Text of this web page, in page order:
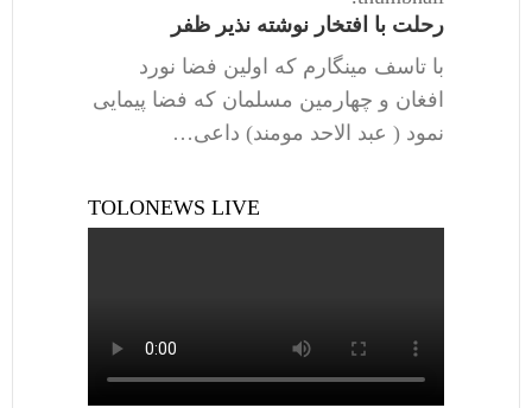
رحلت با افتخار نوشته نذیر ظفر
با تاسف مینگارم که اولین فضا نورد
افغان و چهارمین مسلمان که فضا پیمایی
نمود ( عبد الاحد مومند) داعی…
TOLONEWS LIVE